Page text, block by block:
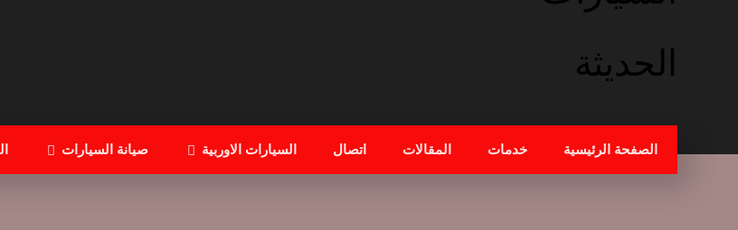
الصفحة الرئيسية خدمات المقالات اتصال السيارات الاوربية صيانة السيارات